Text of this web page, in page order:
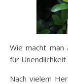
Wie macht man
für
Nach vielem